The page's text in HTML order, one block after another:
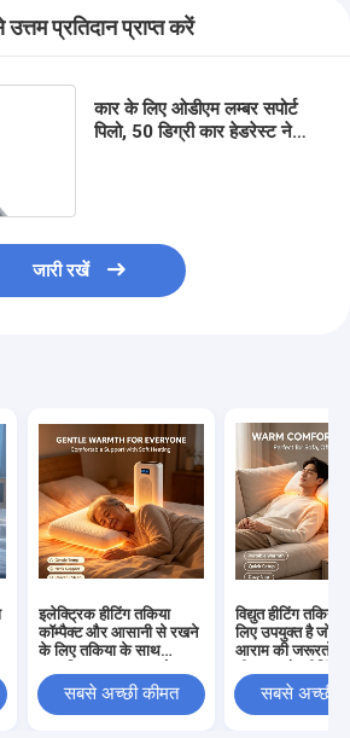
प्रतिदान प्राप्त करें
कार के लिए ओडीएम लम्बर सपोर्ट
पिलो, 50 डिग्री कार हेडरेस्ट नेक
जारी रखें
इलेक्ट्रिक हीटिंग तकिया
कॉम्पैक्ट और आसानी से रखने
के लिए तकिया के साथ
आरामदायक आराम और नींद
का समर्थन
सबसे अच्छी कीमत
विद्युत हीटिंग तकिया
लिए उपयुक्त है जो
आराम की जरूरतों
प्रदान करता है
सबसे अच्छी